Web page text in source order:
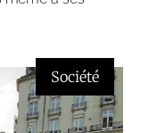
Société